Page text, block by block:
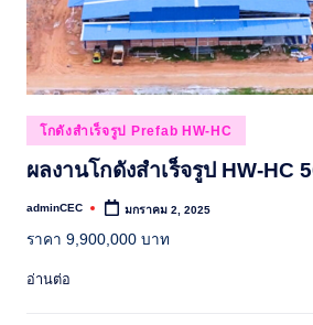
Posted
in
โกดังสำเร็จรูป Prefab HW-HC
ผลงานโกดังสำเร็จรูป HW-HC
Posted
adminCEC มกราคม 2, 2025
ราคา 9,900,000 บาท
อ่านต่อ